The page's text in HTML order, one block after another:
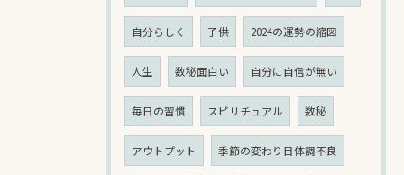
自分らしく 子供 2024の運勢の縮図
人生 数秘面白い 自分に自信が無い
毎日の習慣 スピリチュアル 数秘
アウトプット 季節の変わり目体調不良